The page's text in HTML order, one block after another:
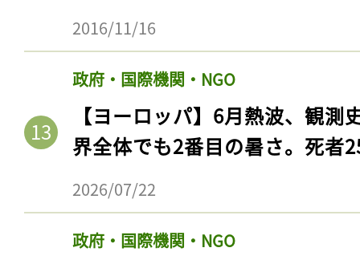
2016/11/16
政府・国際機関・NGO
【ヨーロッパ】6月熱波、観
界全体でも2番目の暑さ。死者
2026/07/22
政府・国際機関・NGO